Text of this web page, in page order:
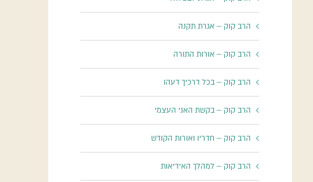
הרב קוק – אגרת תקנה
הרב קוק – אורות התורה
הרב קוק – בכל דרכיך דעהו
הרב קוק – בקשת האני העצמי
הרב קוק – חדריו ואורות הקודש
הרב קוק – למהלך האידיאות